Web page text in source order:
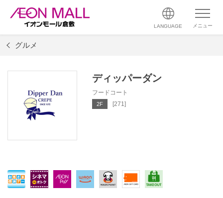
LANGUAGE メニュー
グルメ
ディッパーダン
フードコート
2F [271]